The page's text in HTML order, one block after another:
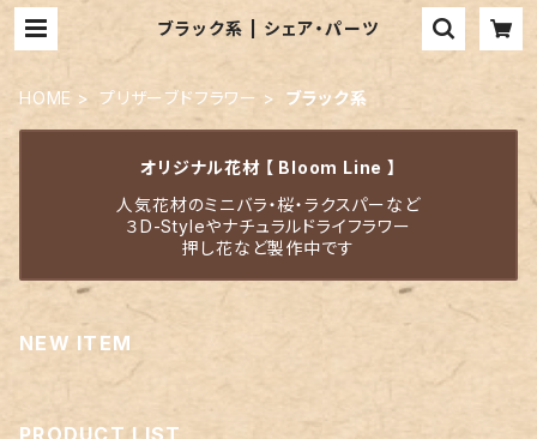
ブラック系 | シェア・パーツ
HOME プリザーブドフラワー ブラック系
オリジナル花材 【 Bloom Line 】
人気花材のミニバラ・桜・ラクスパーなど
３D-Styleやナチュラルドライフラワー
押し花など製作中です
NEW ITEM
PRODUCT LIST